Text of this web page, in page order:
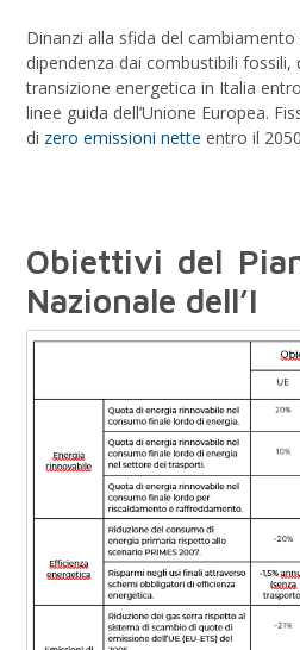
Dinanzi alla sfida del
dipendenza dai combustibili
transizione energetica in Italia
linee guida dell’Unione Europea.
di zero emissioni nette entro il
Obiettivi del
Nazionale dell’I